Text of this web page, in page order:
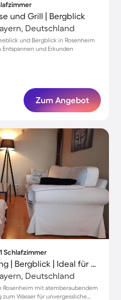
und Grill | Bergblick
Deutschland
und Bergblick in Rosenheim
und Erkunden
Zum Angebot
Schlafzimmer
Schöne Ferienwohnung | Bergblick | Ideal für Homeoffice
Deutschland
Rosenheim mit atemberaubendem
Wasser für unvergessliche